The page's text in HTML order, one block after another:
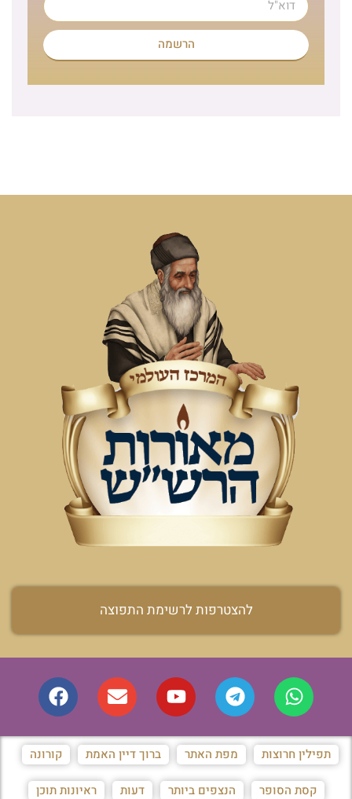
הרשמה
להצטרפות לרשימת התפוצה
תפילין חרוצות מפת האתר ברוך דיין האמת קורונה
קסת הסופר הנצפים ביותר דעות ראיונות תוכן